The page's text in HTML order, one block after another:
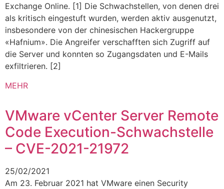
Exchange Online. [1] Die Schwachstellen, von denen drei
als kritisch eingestuft wurden, werden aktiv ausgenutzt,
insbesondere von der chinesischen Hackergruppe
«Hafnium». Die Angreifer verschafften sich Zugriff auf
die Server und konnten so Zugangsdaten und E-Mails
exfiltrieren. [2]
MEHR
VMware vCenter Server Remote
Code Execution-Schwachstelle
– CVE-2021-21972
25/02/2021
Am 23. Februar 2021 hat VMware einen Security